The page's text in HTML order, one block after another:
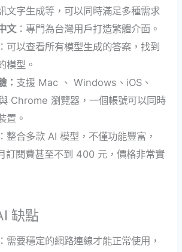
文字生成等，可以同時滿足多種需求
文：專門為台灣用戶打造繁體介面。
可以查看所有模型生成的答案，找到
模型。
： 支援 Mac 、 Windows、iOS、
Chrome 瀏覽器，一個帳號可以同時
置。
整合多款 AI 模型，不僅功能豐富，
訂閱費甚至不到 400 元，價格非常實
缺點
需要穩定的網路連線才能正常使用，